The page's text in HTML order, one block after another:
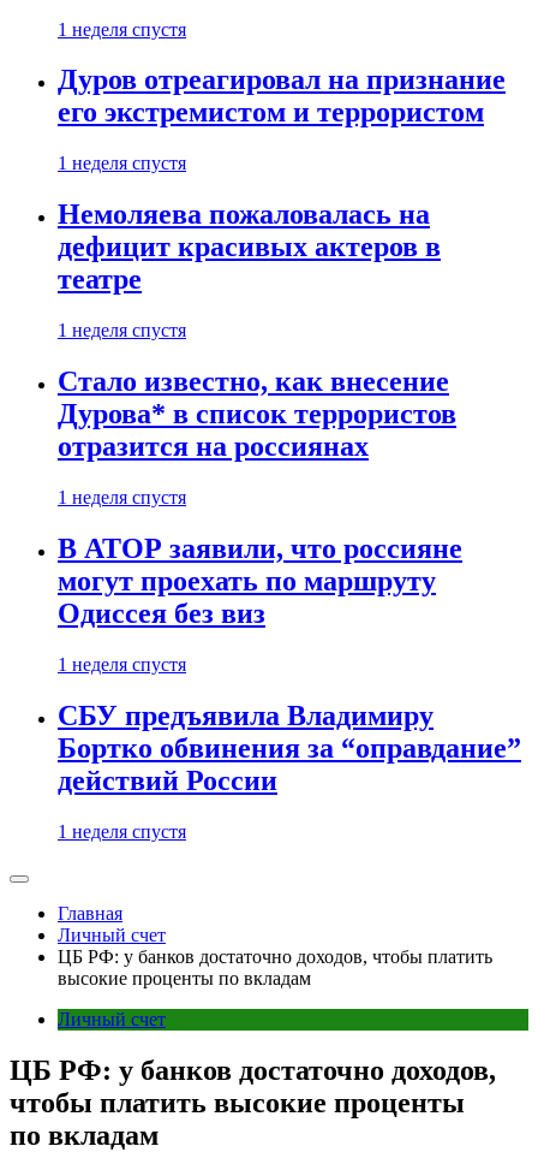
1 неделя спустя
Дуров отреагировал на признание
его экстремистом и террористом
1 неделя спустя
Немоляева пожаловалась на
дефицит красивых актеров в
театре
1 неделя спустя
Стало известно, как внесение
Дурова* в список террористов
отразится на россиянах
1 неделя спустя
В АТОР заявили, что россияне
могут проехать по маршруту
Одиссея без виз
1 неделя спустя
СБУ предъявила Владимиру
Бортко обвинения за “оправдание”
действий России
1 неделя спустя
Главная
Личный счет
ЦБ РФ: у банков достаточно доходов, чтобы платить
высокие проценты по вкладам
Личный счет
ЦБ РФ: у банков достаточно доходов,
чтобы платить высокие проценты
по вкладам